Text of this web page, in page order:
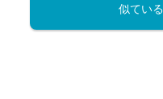
似てい